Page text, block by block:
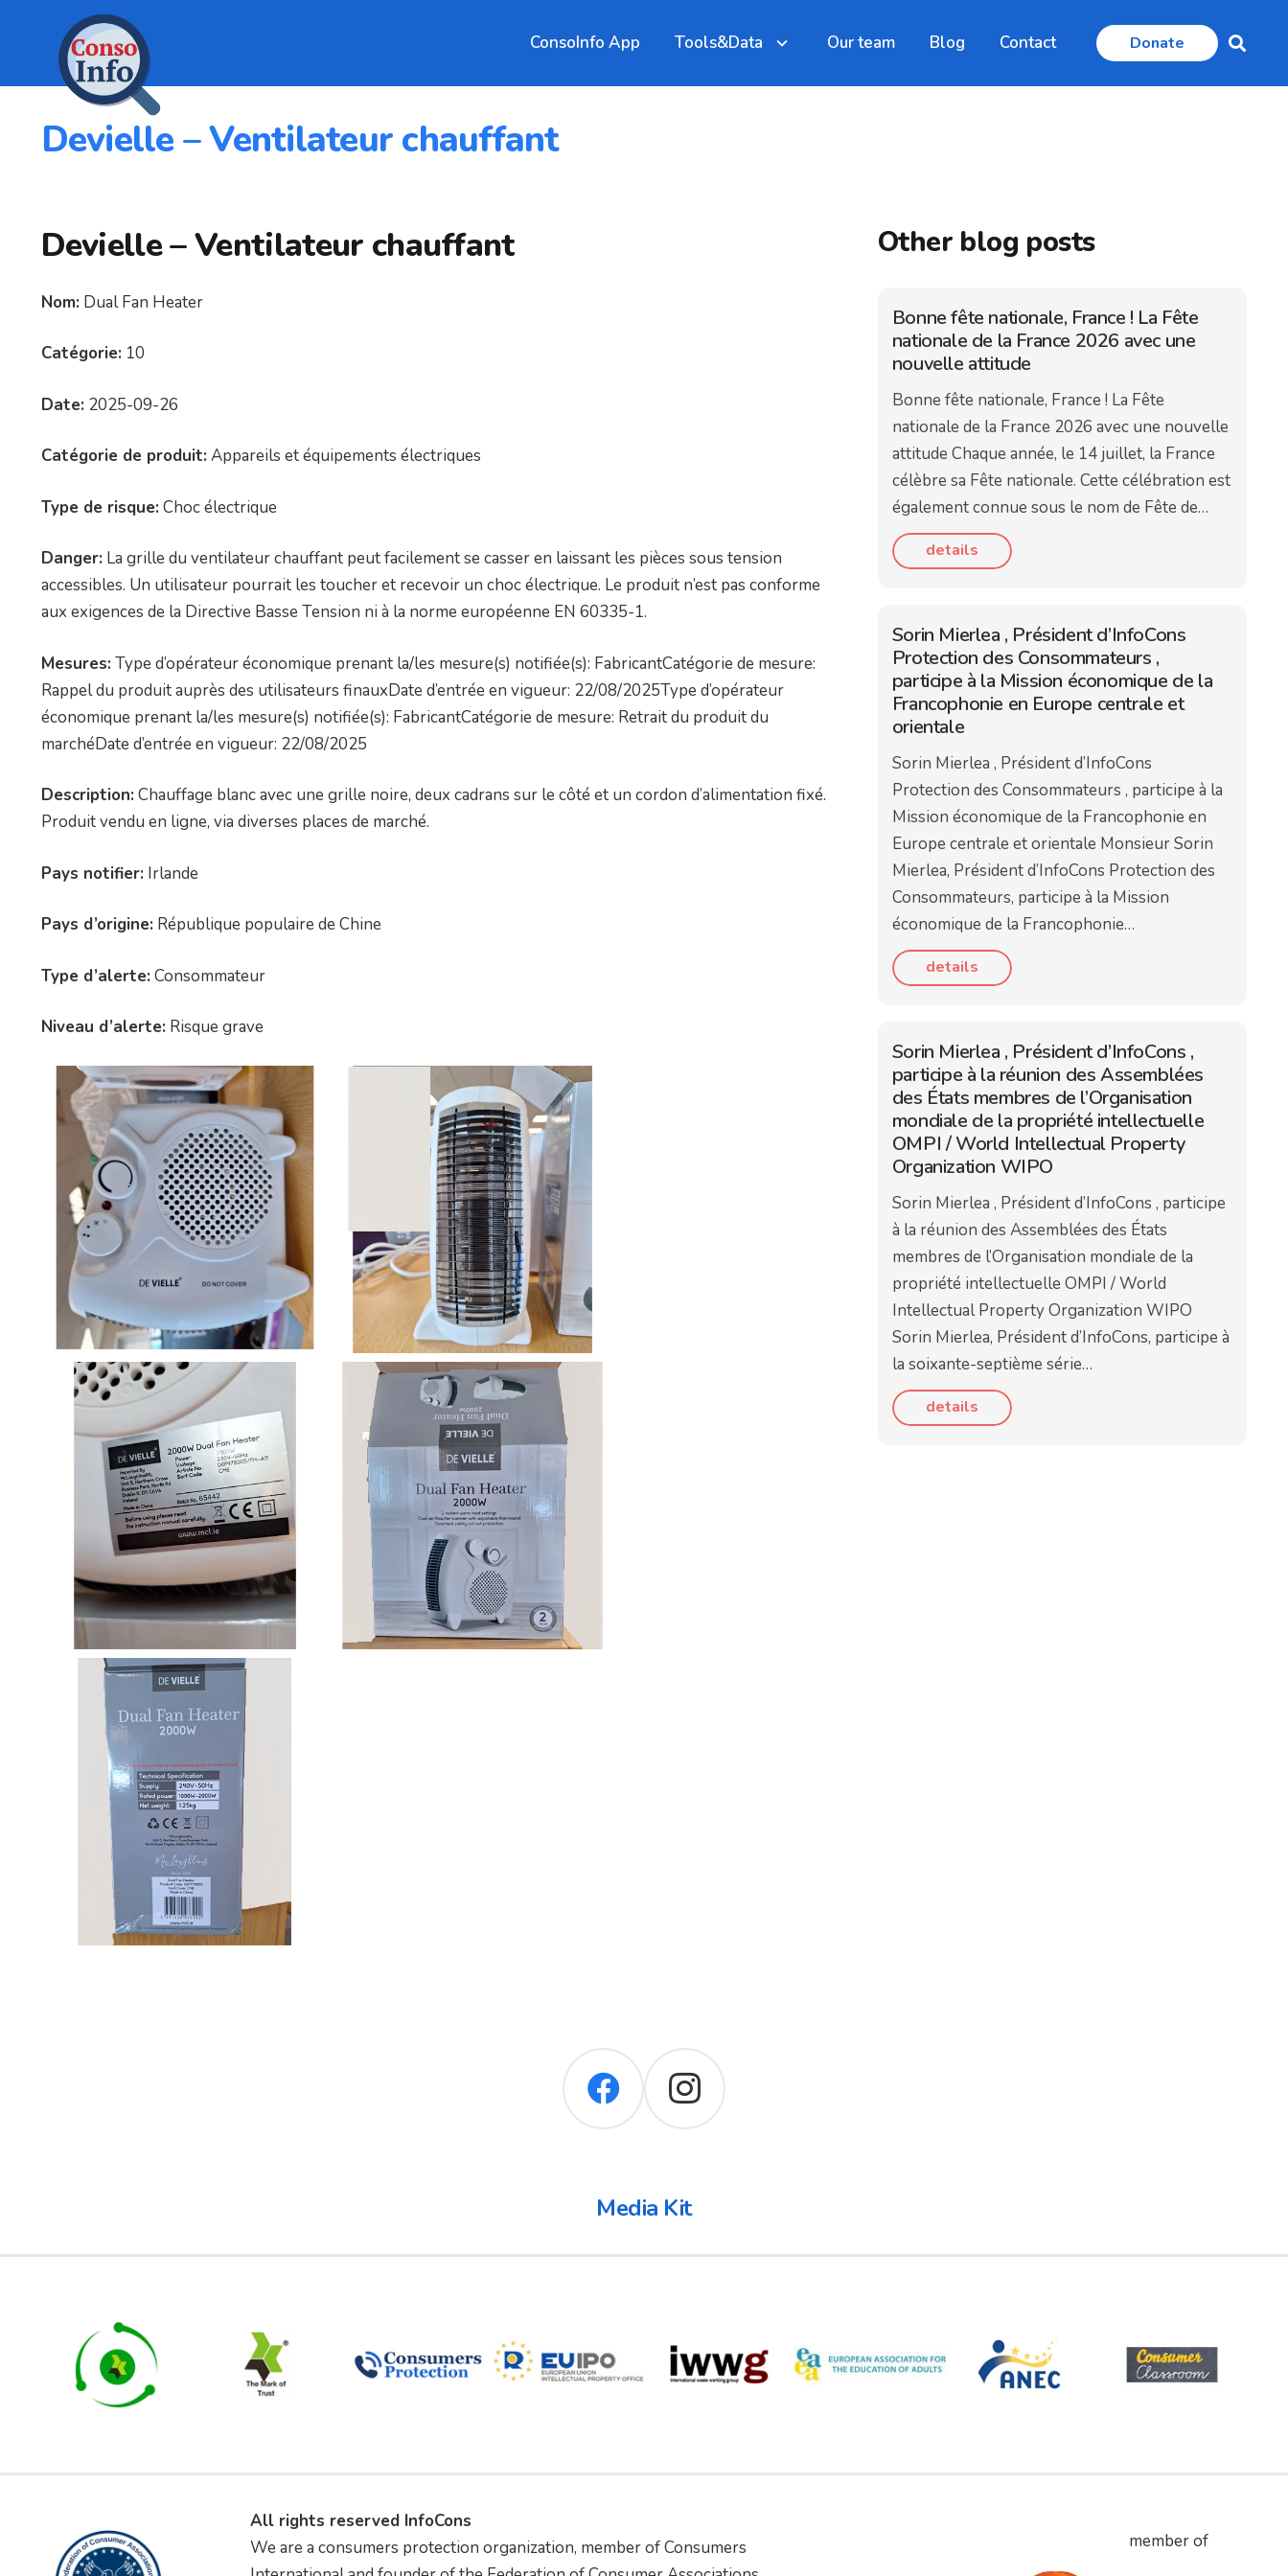
ConsoInfo App Tools&Data Our team Blog Contact Donate
Devielle – Ventilateur chauffant
Devielle – Ventilateur chauffant
Nom: Dual Fan Heater
Catégorie: 10
Date: 2025-09-26
Catégorie de produit: Appareils et équipements électriques
Type de risque: Choc électrique
Danger: La grille du ventilateur chauffant peut facilement se casser en laissant les pièces sous tension
accessibles. Un utilisateur pourrait les toucher et recevoir un choc électrique. Le produit n’est pas conforme
aux exigences de la Directive Basse Tension ni à la norme européenne EN 60335-1.
Mesures: Type d’opérateur économique prenant la/les mesure(s) notifiée(s): FabricantCatégorie de mesure:
Rappel du produit auprès des utilisateurs finauxDate d’entrée en vigueur: 22/08/2025Type d’opérateur
économique prenant la/les mesure(s) notifiée(s): FabricantCatégorie de mesure: Retrait du produit du
marchéDate d’entrée en vigueur: 22/08/2025
Description: Chauffage blanc avec une grille noire, deux cadrans sur le côté et un cordon d’alimentation fixé.
Produit vendu en ligne, via diverses places de marché.
Pays notifier: Irlande
Pays d’origine: République populaire de Chine
Type d’alerte: Consommateur
Niveau d’alerte: Risque grave
Other blog posts
Bonne fête nationale, France ! La Fête
nationale de la France 2026 avec une
nouvelle attitude
Bonne fête nationale, France ! La Fête
nationale de la France 2026 avec une nouvelle
attitude Chaque année, le 14 juillet, la France
célèbre sa Fête nationale. Cette célébration est
également connue sous le nom de Fête de…
details
Sorin Mierlea , Président d’InfoCons
Protection des Consommateurs ,
participe à la Mission économique de la
Francophonie en Europe centrale et
orientale
Sorin Mierlea , Président d’InfoCons
Protection des Consommateurs , participe à la
Mission économique de la Francophonie en
Europe centrale et orientale Monsieur Sorin
Mierlea, Président d’InfoCons Protection des
Consommateurs, participe à la Mission
économique de la Francophonie…
details
Sorin Mierlea , Président d’InfoCons ,
participe à la réunion des Assemblées
des États membres de l’Organisation
mondiale de la propriété intellectuelle
OMPI / World Intellectual Property
Organization WIPO
Sorin Mierlea , Président d’InfoCons , participe
à la réunion des Assemblées des États
membres de l’Organisation mondiale de la
propriété intellectuelle OMPI / World
Intellectual Property Organization WIPO
Sorin Mierlea, Président d’InfoCons, participe à
la soixante-septième série…
details
Media Kit
All rights reserved InfoCons
We are a consumers protection organization, member of Consumers
member of